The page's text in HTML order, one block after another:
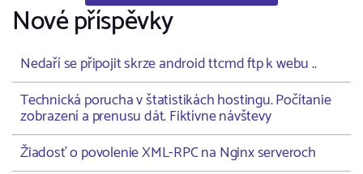
Nové příspěvky
Nedaří se připojit skrze android ttcmd ftp k webu ..
Technická porucha v štatistikách hostingu. Počítanie
zobrazení a prenusu dát. Fiktívne návštevy
Žiadosť o povolenie XML-RPC na Nginx serveroch